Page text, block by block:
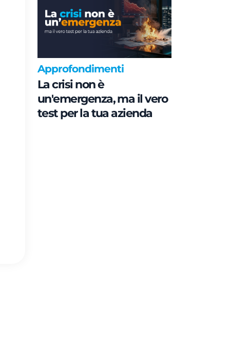
Approfondimenti
La crisi non è
un'emergenza, ma il vero
test per la tua azienda